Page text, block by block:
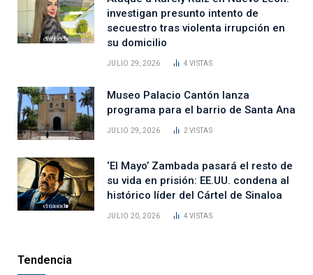
investigan presunto intento de
secuestro tras violenta irrupción en
su domicilio
JULIO 29, 2026 4VISTAS
Museo Palacio Cantón lanza
programa para el barrio de Santa Ana
JULIO 29, 2026 2VISTAS
‘El Mayo’ Zambada pasará el resto de
su vida en prisión: EE.UU. condena al
histórico líder del Cártel de Sinaloa
JULIO 20, 2026 4VISTAS
Tendencia